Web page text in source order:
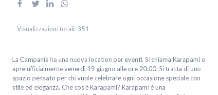
Visualizzazioni totali: 351
La Campania ha una nuova location per eventi. Si chiama Karapami e
apre ufficialmente venerdì 19 giugno alle ore 20:00. Si tratta di uno
spazio pensato per chi vuole celebrare ogni occasione speciale con
stile ed eleganza. Che cos’è Karapami? Karapami è una